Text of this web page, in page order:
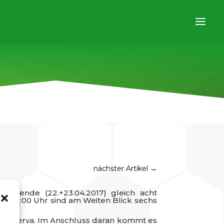
nächster Artikel →
(22.+23.04.2017) gleich acht
10:00 Uhr sind am Weiten Blick sechs
Im Anschluss daran kommt es